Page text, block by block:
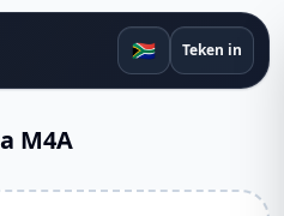
🇿🇦 Teken in
M4A